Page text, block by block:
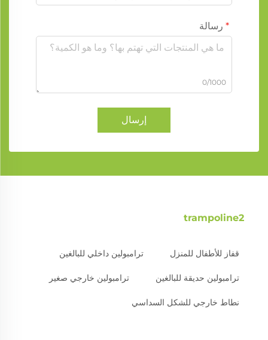
رسالة
0/1000
إرسال
trampoline2
قفاز للأطفال للمنزل ترامبولين داخلي للبالغين
ترامبولين حديقة للبالغين ترامبولين خارجي صغير
نطاط خارجي للشكل السداسي